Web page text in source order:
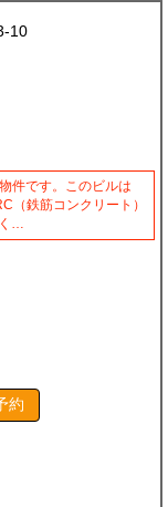
10
件です。このビルは
（鉄筋コンクリート）
…
約